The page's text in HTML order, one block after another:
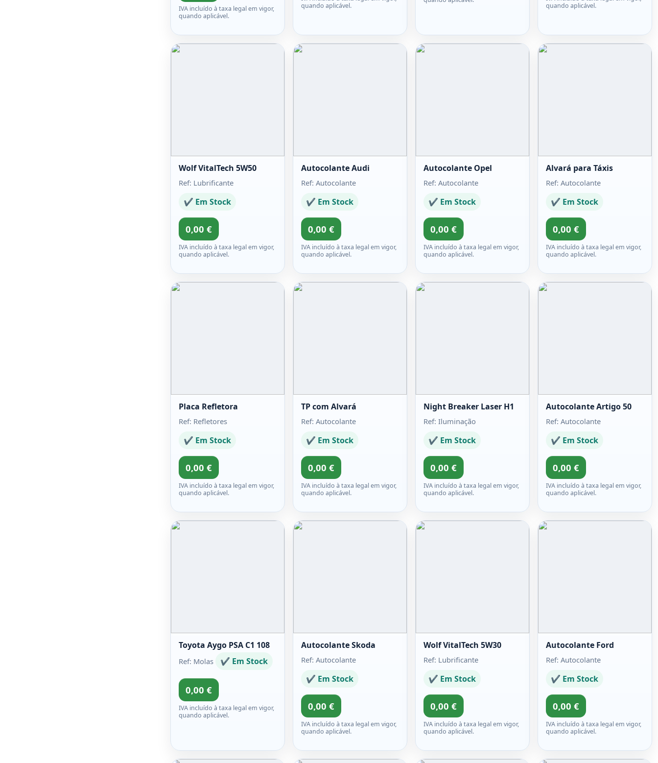
IVA incluído à taxa legal em vigor,
quando aplicável.
quando aplicável.
quando aplicável.
Wolf VitalTech 5W50
Ref: Lubrificante
✔ Em Stock
0,00 €
IVA incluído à taxa legal em vigor,
quando aplicável.
Autocolante Audi
Ref: Autocolante
✔ Em Stock
0,00 €
IVA incluído à taxa legal em vigor,
quando aplicável.
Autocolante Opel
Ref: Autocolante
✔ Em Stock
0,00 €
IVA incluído à taxa legal em vigor,
quando aplicável.
Alvará para Táxis
Ref: Autocolante
✔ Em Stock
0,00 €
IVA incluído à taxa legal em vigor,
quando aplicável.
Placa Refletora
Ref: Refletores
✔ Em Stock
0,00 €
IVA incluído à taxa legal em vigor,
quando aplicável.
TP com Alvará
Ref: Autocolante
✔ Em Stock
0,00 €
IVA incluído à taxa legal em vigor,
quando aplicável.
Night Breaker Laser H1
Ref: Iluminação
✔ Em Stock
0,00 €
IVA incluído à taxa legal em vigor,
quando aplicável.
Autocolante Artigo 50
Ref: Autocolante
✔ Em Stock
0,00 €
IVA incluído à taxa legal em vigor,
quando aplicável.
Toyota Aygo PSA C1 108
Ref: Molas ✔ Em Stock
0,00 €
IVA incluído à taxa legal em vigor,
quando aplicável.
Autocolante Skoda
Ref: Autocolante
✔ Em Stock
0,00 €
IVA incluído à taxa legal em vigor,
quando aplicável.
Wolf VitalTech 5W30
Ref: Lubrificante
✔ Em Stock
0,00 €
IVA incluído à taxa legal em vigor,
quando aplicável.
Autocolante Ford
Ref: Autocolante
✔ Em Stock
0,00 €
IVA incluído à taxa legal em vigor,
quando aplicável.